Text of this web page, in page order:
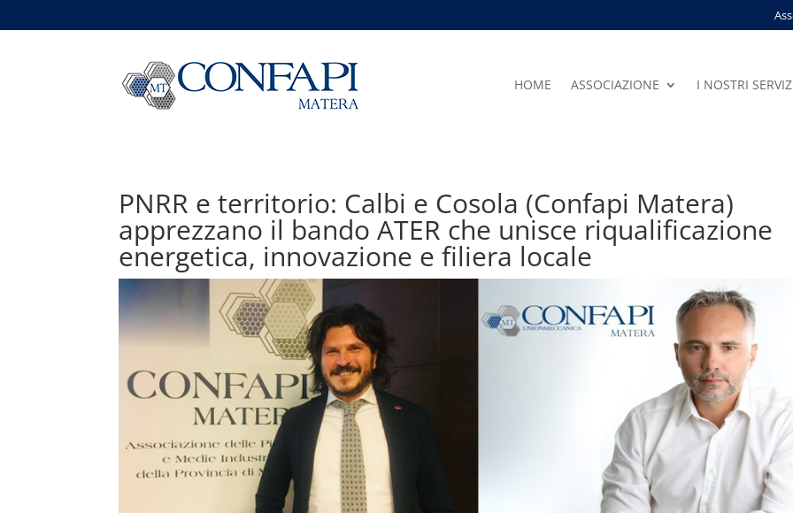
HOME ASSOCIAZIONE I NOSTRI
PNRR e territorio: Calbi e Cosola (Confapi Matera)
apprezzano il bando ATER che unisce riqualificazione
energetica, innovazione e filiera locale